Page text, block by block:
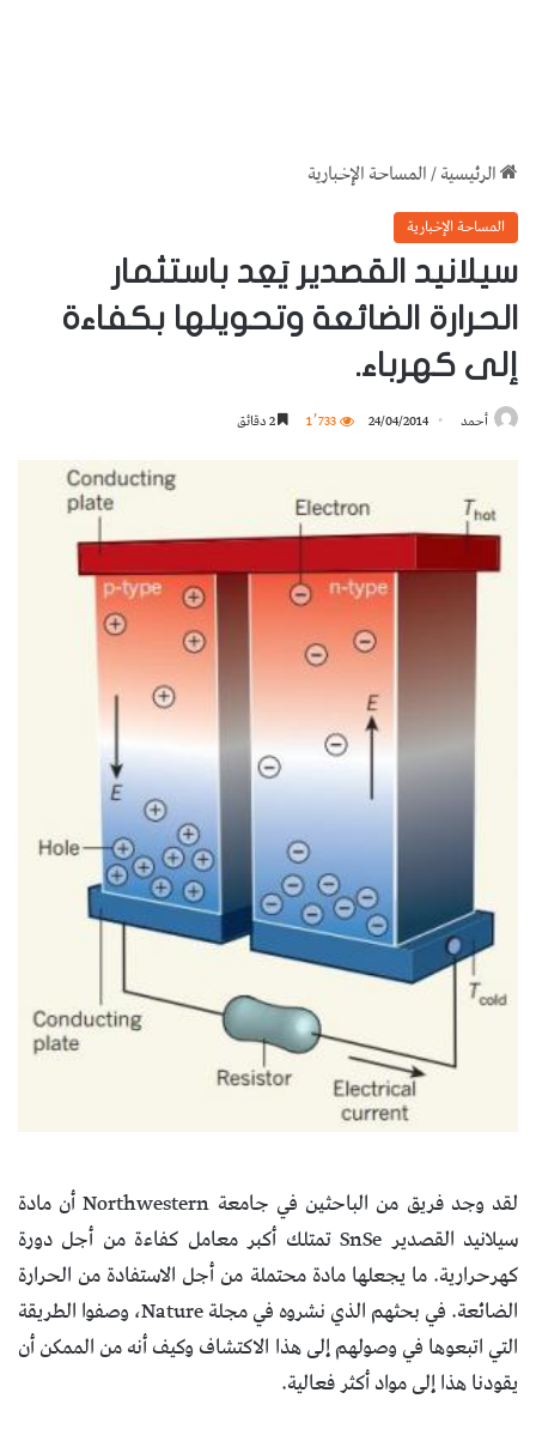
الرئيسية/المساحة الإخبارية
المساحة الإخبارية
سيلانيد القصدير يَعِد باستثمار
الحرارة الضائعة وتحويلها بكفاءة
إلى كهرباء.
أحمد 24/04/2014 1٬733
لقد وجد فريق من الباحثين في جامعة Northwestern أن مادة
سيلانيد القصدير SnSe تمتلك أكبر معامل كفاءة من أجل دورة
كهرحرارية. ما يجعلها مادة محتملة من أجل الاستفادة من الحرارة
الضائعة. في بحثهم الذي نشروه في مجلة Nature، وصفوا الطريقة
التي اتبعوها في وصولهم إلى هذا الاكتشاف وكيف أنه من الممكن أن
يقودنا هذا إلى مواد أكثر فعالية.